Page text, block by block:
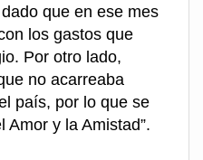
que en ese mes
los gastos que
Por otro lado,
no acarreaba
país, por lo que se
Amor y la Amistad”.